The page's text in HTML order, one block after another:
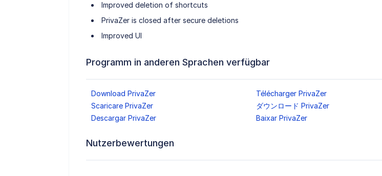
Improved deletion of shortcuts
PrivaZer is closed after secure deletions
Improved UI
Programm in anderen Sprachen verfügbar
Download PrivaZer
Télécharger PrivaZer
Scaricare PrivaZer
ダウンロード PrivaZer
Descargar PrivaZer
Baixar PrivaZer
Nutzerbewertungen